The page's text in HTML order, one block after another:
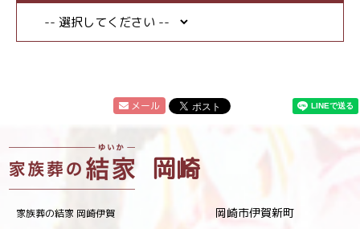
メール
岡崎
家族葬の結家 岡崎伊賀 岡崎市伊賀新町